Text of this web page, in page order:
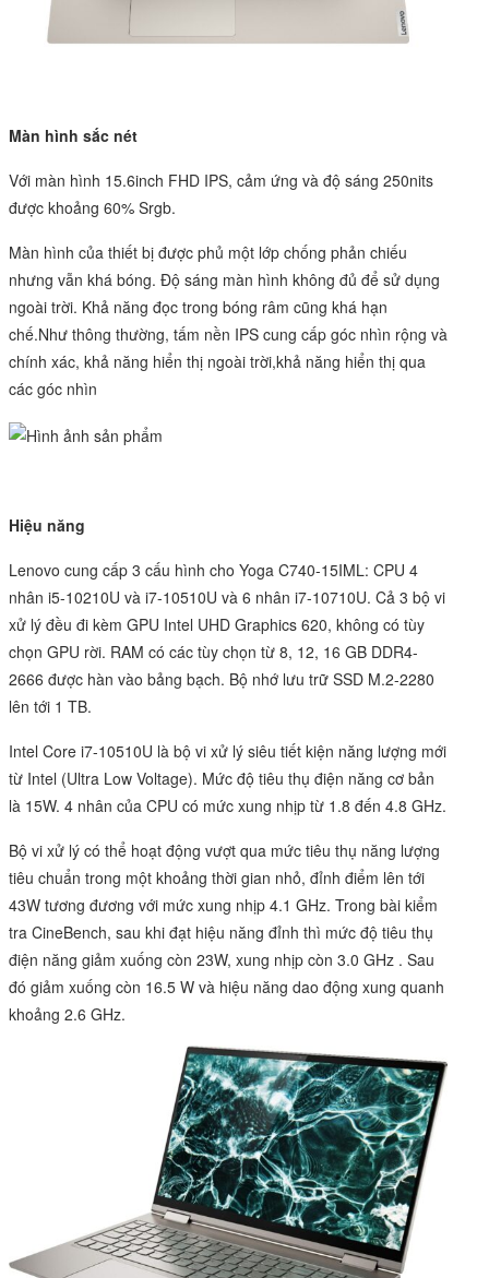
Màn hình sắc nét
Với màn hình 15.6inch FHD IPS, cảm ứng và độ sáng 250nits
được khoảng 60% Srgb.
Màn hình của thiết bị được phủ một lớp chống phản chiếu
nhưng vẫn khá bóng. Độ sáng màn hình không đủ để sử dụng
ngoài trời. Khả năng đọc trong bóng râm cũng khá hạn
chế.Như thông thường, tấm nền IPS cung cấp góc nhìn rộng và
chính xác, khả năng hiển thị ngoài trời,khả năng hiển thị qua
các góc nhìn
Hiệu năng
Lenovo cung cấp 3 cấu hình cho Yoga C740-15IML: CPU 4
nhân i5-10210U và i7-10510U và 6 nhân i7-10710U. Cả 3 bộ vi
xử lý đều đi kèm GPU Intel UHD Graphics 620, không có tùy
chọn GPU rời. RAM có các tùy chọn từ 8, 12, 16 GB DDR4-
2666 được hàn vào bảng bạch. Bộ nhớ lưu trữ SSD M.2-2280
lên tới 1 TB.
Intel Core i7-10510U là bộ vi xử lý siêu tiết kiện năng lượng mới
từ Intel (Ultra Low Voltage). Mức độ tiêu thụ điện năng cơ bản
là 15W. 4 nhân của CPU có mức xung nhịp từ 1.8 đến 4.8 GHz.
Bộ vi xử lý có thể hoạt động vượt qua mức tiêu thụ năng lượng
tiêu chuẩn trong một khoảng thời gian nhỏ, đỉnh điểm lên tới
43W tương đương với mức xung nhịp 4.1 GHz. Trong bài kiểm
tra CineBench, sau khi đạt hiệu năng đỉnh thì mức độ tiêu thụ
điện năng giảm xuống còn 23W, xung nhịp còn 3.0 GHz . Sau
đó giảm xuống còn 16.5 W và hiệu năng dao động xung quanh
khoảng 2.6 GHz.